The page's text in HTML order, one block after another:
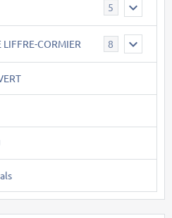
5
LIFFRE-CORMIER 8